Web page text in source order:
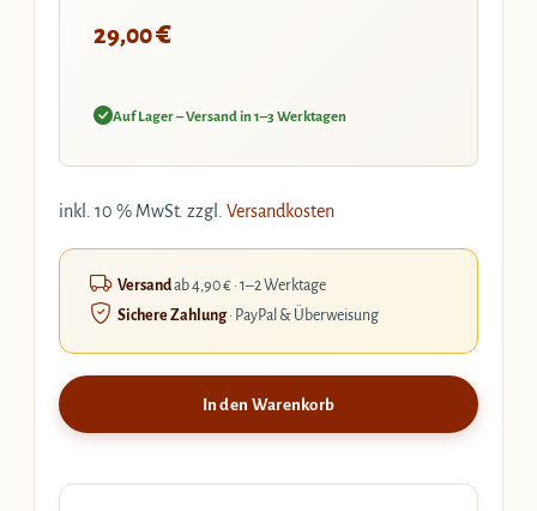
29,00€
Auf Lager – Versand in 1–3 Werktagen
inkl. 10 % MwSt. zzgl. Versandkosten
Versandab 4,90 € · 1–2 Werktage
Sichere Zahlung· PayPal & Überweisung
In den Warenkorb